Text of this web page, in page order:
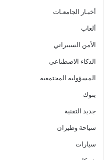
أخبـار الجامعـات
ألعاب
الأمن السيبراني
الذكاء الاصطناعي
المسؤولية المجتمعية
بنوك
جديد التقنية
سياحة وطيران
سيارات